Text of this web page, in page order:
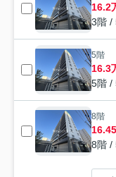
16.2
3階 /
5階
16.3
5階 /
8階
8階 /